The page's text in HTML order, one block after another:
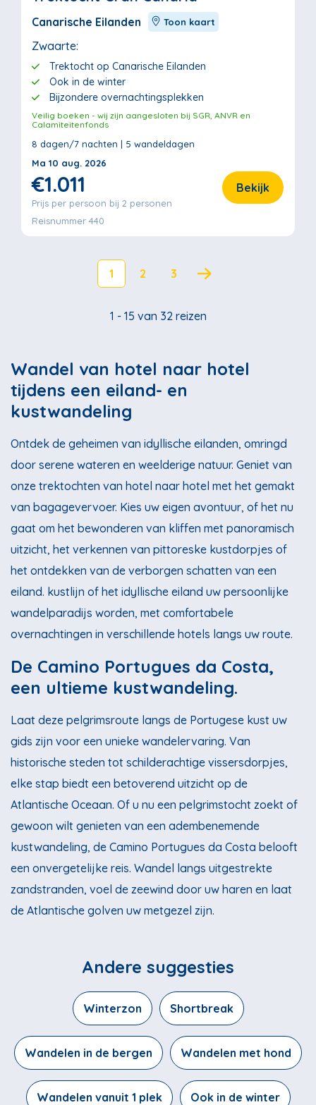
Canarische Eilanden Toon kaart
Zwaarte:
Trektocht op Canarische Eilanden
Ook in de winter
Bijzondere overnachtingsplekken
Veilig boeken - wij zijn aangesloten bij SGR, ANVR en
Calamiteitenfonds
8 dagen/7 nachten | 5 wandeldagen
Ma 10 aug. 2026
€1.011
Prijs per persoon bij 2 personen
Bekijk
Reisnummer 440
1 2 3
1 - 15 van 32 reizen
Wandel van hotel naar hotel
tijdens een eiland- en
kustwandeling
Ontdek de geheimen van idyllische eilanden, omringd
door serene wateren en weelderige natuur. Geniet van
onze trektochten van hotel naar hotel met het gemakt
van bagagevervoer. Kies uw eigen avontuur, of het nu
gaat om het bewonderen van kliffen met panoramisch
uitzicht, het verkennen van pittoreske kustdorpjes of
het ontdekken van de verborgen schatten van een
eiland. kustlijn of het idyllische eiland uw persoonlijke
wandelparadijs worden, met comfortabele
overnachtingen in verschillende hotels langs uw route.
De Camino Portugues da Costa,
een ultieme kustwandeling.
Laat deze pelgrimsroute langs de Portugese kust uw
gids zijn voor een unieke wandelervaring. Van
historische steden tot schilderachtige vissersdorpjes,
elke stap biedt een betoverend uitzicht op de
Atlantische Oceaan. Of u nu een pelgrimstocht zoekt of
gewoon wilt genieten van een adembenemende
kustwandeling, de Camino Portugues da Costa belooft
een onvergetelijke reis. Wandel langs uitgestrekte
zandstranden, voel de zeewind door uw haren en laat
de Atlantische golven uw metgezel zijn.
Andere suggesties
Winterzon Shortbreak
Wandelen in de bergen Wandelen met hond
Wandelen vanuit 1 plek Ook in de winter